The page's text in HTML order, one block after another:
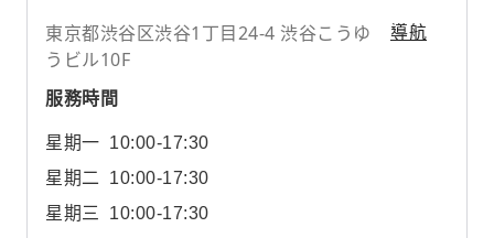
東京都渋谷区渋谷1丁目24-4 渋谷こうゆ
うビル10F
導航
服務時間
星期一 10:00-17:30
星期二
10:00-17:30
星期三
10:00-17:30